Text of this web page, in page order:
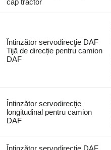
Întinzător servodirecţie DAF
Tijă de direcție pentru camion
DAF
Întinzător servodirecţie
longitudinal pentru camion
DAF
Întinzător servodirecţie DAF